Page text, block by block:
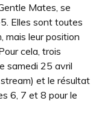
Mates, se
Elles sont toutes
mais leur position
cela, trois
samedi 25 avril
et le résultat
6, 7 et 8 pour le